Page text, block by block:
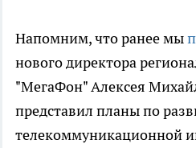
Напомним, что ранее мы
нового директора
"МегаФон" Алексея
представил планы по
телекоммуникационной